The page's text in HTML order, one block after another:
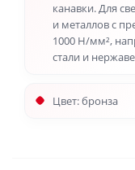
канавки. Для
и металлов с
1000 Н/мм²,
стали и
Цвет: бронза